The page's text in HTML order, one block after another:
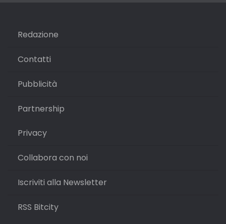
Redazione
Contatti
Pubblicità
Partnership
Privacy
Collabora con noi
Iscriviti alla Newsletter
RSS Bitcity